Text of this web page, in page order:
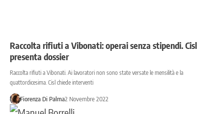
Raccolta rifiuti a Vibonati: operai senza stipendi. Cisl
presenta dossier
Raccolta rifiuti a Vibonati. Ai lavoratori non sono state versate le mensilità e la
quattordicesima. Cisl chiede interventi
Fiorenza Di Palma2 Novembre 2022